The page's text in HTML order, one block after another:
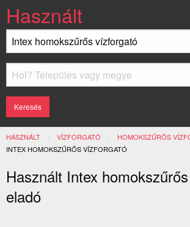
Használt
HASZNÁLT VÍZFORGATÓ
HOMOKSZŰRŐS
JELENLEGI:
INTEX HOMOKSZŰRŐS VÍZFORGATÓ
Használt Intex
eladó